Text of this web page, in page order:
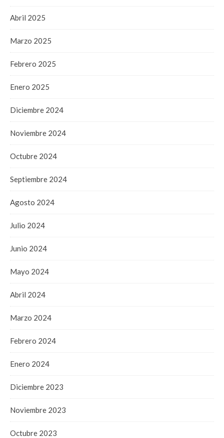
Abril 2025
Marzo 2025
Febrero 2025
Enero 2025
Diciembre 2024
Noviembre 2024
Octubre 2024
Septiembre 2024
Agosto 2024
Julio 2024
Junio 2024
Mayo 2024
Abril 2024
Marzo 2024
Febrero 2024
Enero 2024
Diciembre 2023
Noviembre 2023
Octubre 2023